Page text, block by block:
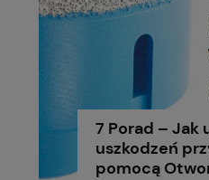
7 Porad – Jak
uszkodzeń
pomocą